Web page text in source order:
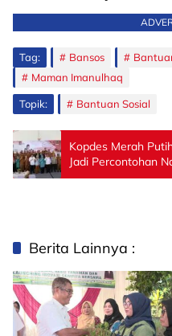
Tag: Bansos
Maman Imanulhaq
Topik: Bantuan Sosial
Kopdes Merah
Jadi Percontohan
Berita Lainnya :